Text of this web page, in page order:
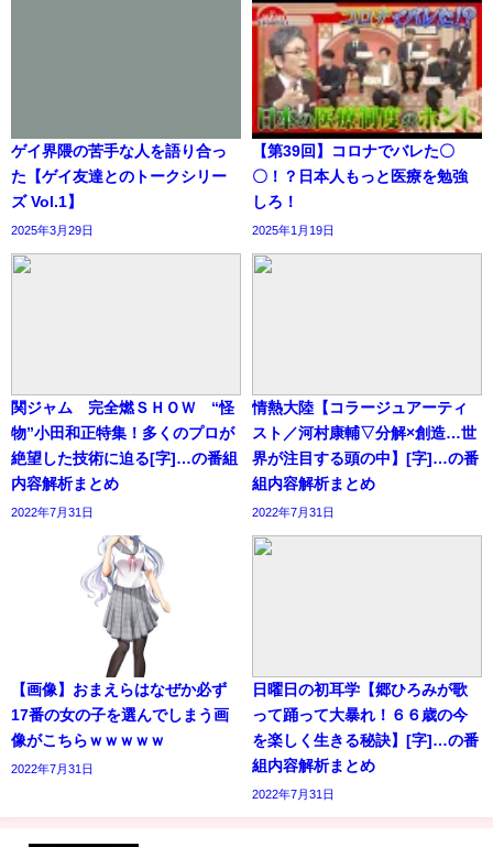
ゲイ界隈の苦手な人を語り合っ
た【ゲイ友達とのトークシリー
ズ Vol.1】
2025年3月29日
【第39回】コロナでバレた〇
〇！？日本人もっと医療を勉強
しろ！
2025年1月19日
関ジャム 完全燃ＳＨＯＷ “怪
物”小田和正特集！多くのプロが
絶望した技術に迫る[字]…の番組
内容解析まとめ
2022年7月31日
情熱大陸【コラージュアーティ
スト／河村康輔▽分解×創造…世
界が注目する頭の中】[字]…の番
組内容解析まとめ
2022年7月31日
【画像】おまえらはなぜか必ず
17番の女の子を選んでしまう画
像がこちらｗｗｗｗｗ
2022年7月31日
日曜日の初耳学【郷ひろみが歌
って踊って大暴れ！６６歳の今
を楽しく生きる秘訣】[字]…の番
組内容解析まとめ
2022年7月31日